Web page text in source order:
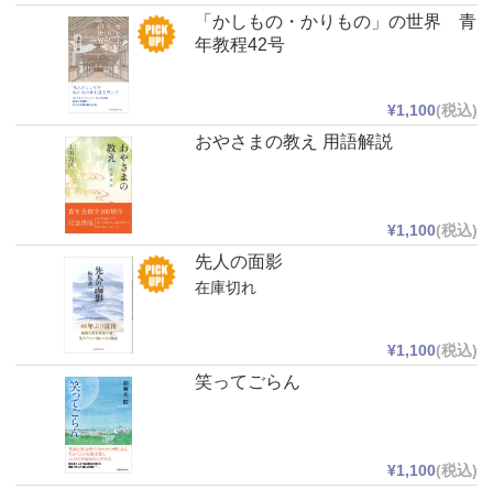
「かしもの・かりもの」の世界 青
年教程42号
¥1,100(税込)
おやさまの教え 用語解説
¥1,100(税込)
先人の面影
¥1,100(税込)
在庫切れ
笑ってごらん
¥1,100(税込)